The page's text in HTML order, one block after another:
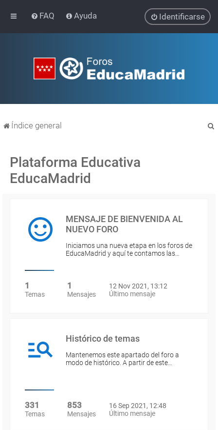
FAQ Ayuda Identificarse
Índice general
Plataforma Educativa
EducaMadrid
MENSAJE DE BIENVENIDA AL
NUEVO FORO
Iniciamos una nueva etapa en los foros de
EducaMadrid y aquí te contamos las…
1
Temas
1
Mensajes
12 Nov 2021, 13:12
Último mensaje
Histórico de temas
Mantenemos este apartado del foro a
modo de histórico. A partir de este…
331
Temas
853
Mensajes
16 Sep 2021, 12:48
Último mensaje